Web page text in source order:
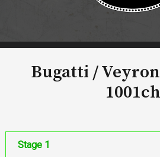
Bugatti /
1001ch
Stage 1